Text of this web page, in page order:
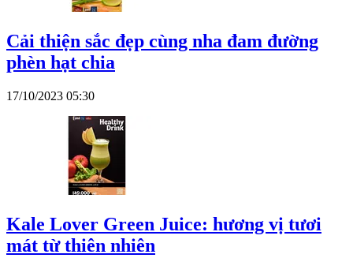
Cải thiện sắc đẹp cùng nha đam đường
phèn hạt chia
17/10/2023 05:30
Kale Lover Green Juice: hương vị tươi
mát từ thiên nhiên